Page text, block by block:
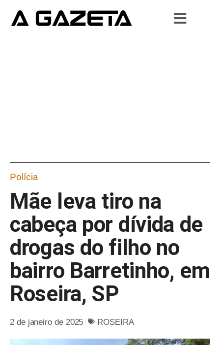
Polícia
Mãe leva tiro na
cabeça por dívida de
drogas do filho no
bairro Barretinho, em
Roseira, SP
2 de janeiro de 2025 ROSEIRA